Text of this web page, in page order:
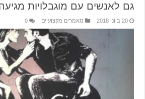
גם לאנשים עם מוגבלויות
20 ביוני 2018 מאמרים מקצועיים 0